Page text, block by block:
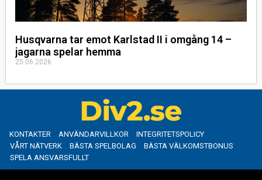
Husqvarna tar emot Karlstad II i omgång 14 –
jagarna spelar hemma
25.06.2026
KONTAKTER ANVÄNDARVILLKOR
INTEGRITETSPOLICY
VÅRT NÄTVERK
BÄSTA SPELBOLAG
BÄSTA VÄLKOMSTBONUS
SPELA ANSVARSFULLT